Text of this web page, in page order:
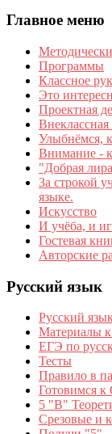
Главное меню
Программы
Классное
Это
Проектная
Внеклассная
Улыбнёмся,
Внимание -
"Добрая
За строкой
языке.
Искусство
И учёба, и
Гостевая
Авторские
Русский язык
Русский
Материалы
ЕГЭ по
Тесты
Правило в
Готовимся
5 "В"
Срезовые и